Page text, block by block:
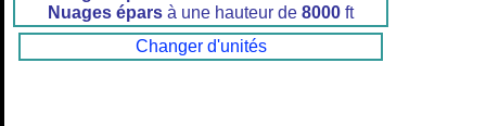
Nuages épars à une hauteur de 8000 ft
Changer d'unités